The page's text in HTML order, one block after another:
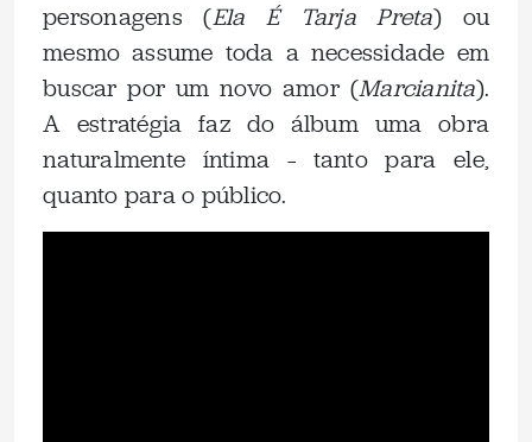
personagens (Ela É Tarja Preta) ou
mesmo assume toda a necessidade em
buscar por um novo amor (Marcianita).
A estratégia faz do álbum uma obra
naturalmente íntima – tanto para ele,
quanto para o público.